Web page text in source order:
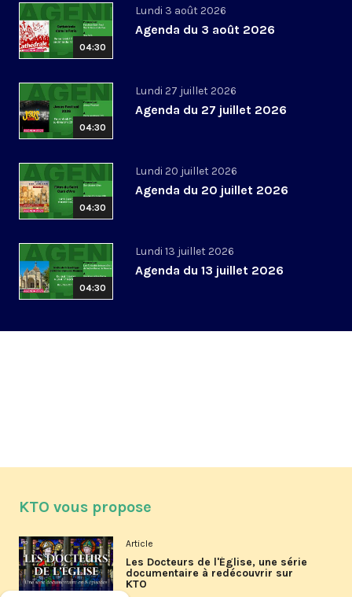
04:30
Lundi 3 août 2026
Agenda du 3 août 2026
04:30
Lundi 27 juillet 2026
Agenda du 27 juillet 2026
04:30
Lundi 20 juillet 2026
Agenda du 20 juillet 2026
04:30
Lundi 13 juillet 2026
Agenda du 13 juillet 2026
KTO vous propose
Article
Les Docteurs de l'Église, une série
documentaire à redécouvrir sur
KTO